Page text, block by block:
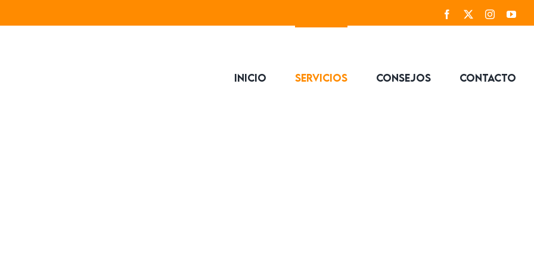
Facebook Instagram
Inicio Servicios Consejos Contacto